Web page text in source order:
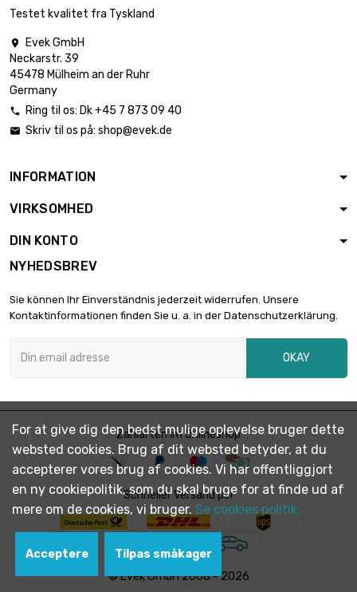
Testet kvalitet fra Tyskland

Evek GmbH
Neckarstr. 39
45478 Mülheim an der Ruhr
Germany
 Ring til os: Dk +45 7 873 09 40
 Skriv til os på: shop@evek.de
INFORMATION
VIRKSOMHED
DIN KONTO
NYHEDSBREV
Sie können Ihr Einverständnis jederzeit widerrufen. Unsere
Kontaktinformationen finden Sie u. a. in der Datenschutzerklärung.
OKAY
Zahlarten im Onlineshop
Schneller Versand per
© Evek GmbH 2008 - 2026
For at give dig den bedst mulige oplevelse bruger dette
websted cookies. Brug af dit websted betyder, at du
accepterer vores brug af cookies. Vi har offentliggjort
en ny cookiepolitik, som du skal bruge for at finde ud af
mere om de cookies, vi bruger. Se cookies politik.
Acceptere Tilpas småkager